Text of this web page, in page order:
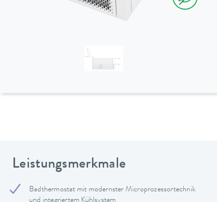
Leistungsmerkmale
Badthermostat mit modernster Microprozessortechnik
und integriertem Kühlsystem